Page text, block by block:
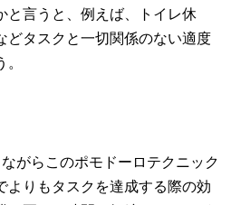
と言うと、例えば、トイレ休
どタスクと一切関係のない適度
がらこのポモドーロテクニック
よりもタスクを達成する際の効